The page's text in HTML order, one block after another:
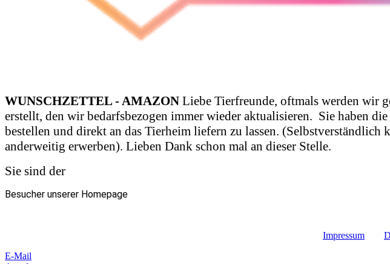
WUNSCHZETTEL - AMAZON Liebe Tierfreunde, oftmals werden wir
erstellt, den wir bedarfsbezogen immer wieder aktualisieren. Sie haben
bestellen und direkt an das Tierheim liefern zu lassen.
anderweitig erwerben). Lieben Dank schon mal an dieser Stelle.
Sie sind der
Besucher unserer Homepage
Impressum
E-Mail